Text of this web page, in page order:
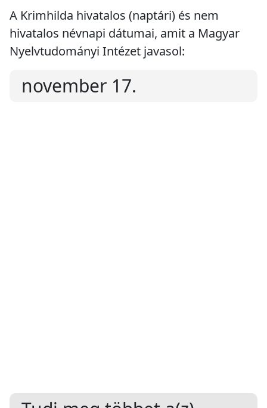
A Krimhilda hivatalos (naptári) és nem
hivatalos névnapi dátumai, amit a Magyar
Nyelvtudományi Intézet javasol:
november 17.